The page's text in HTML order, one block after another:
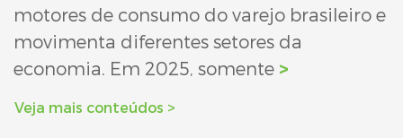
motores de consumo do varejo brasileiro e
movimenta diferentes setores da
economia. Em 2025, somente >
Veja mais conteúdos >